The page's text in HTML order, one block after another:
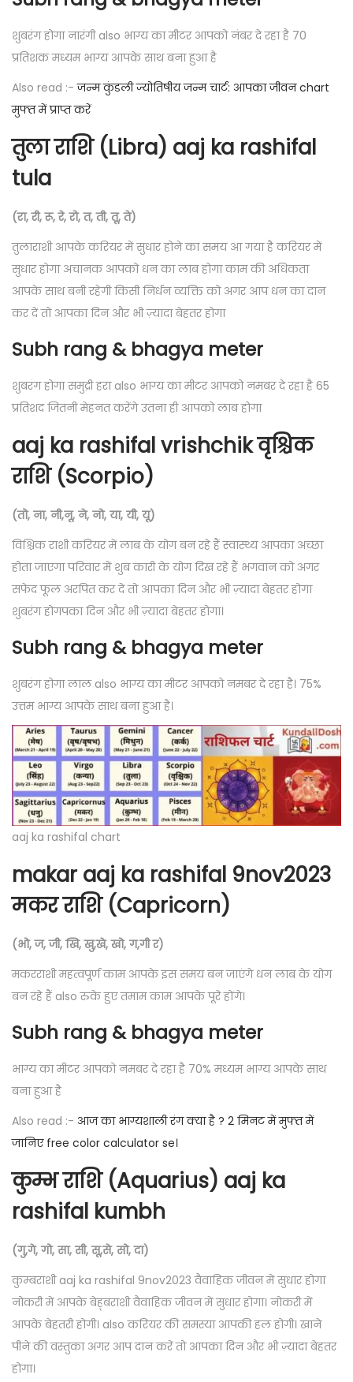
शुबरंग होगा नारंगी also भाग्य का मीटर आपको नंबर दे रहा है 70
प्रतिशक मध्यम भाग्य आपके साथ बना हुआ है
Also read :-जन्म कुंडली ज्योतिषीय जन्म चार्ट: आपका जीवन chart
मुफ्त में प्राप्त करें
तुला राशि (Libra) aaj ka rashifal
tula
(रा, री, रू, रे, रो, त, ती, तू, ते)
तुलाराशी आपके करियर में सुधार होने का समय आ गया है करियर में
सुधार होगा अचानक आपको धन का लाब होगा काम की अधिकता
आपके साथ बनी रहेगी किसी निर्धन व्यक्ति को अगर आप धन का दान
कर दें तो आपका दिन और भी ज़्यादा बेहतर होगा
Subh rang & bhagya meter
शुबरंग होगा समुद्री हरा also भाग्य का मीटर आपको नमबर दे रहा है 65
प्रतिशद जितनी मेहनत करेंगे उतना ही आपको लाब होगा
aaj ka rashifal vrishchik वृश्चिक
राशि (Scorpio)
(तो, ना, नी,नू, ने, नो, या, यी, यू)
विश्चिक राशी करियर में लाब के योग बन रहे हैं स्वास्थ्य आपका अच्छा
होता जाएगा परिवार में शुब कारी के योग दिख रहे हैं भगवान को अगर
सफेद फूल अरपित कर दें तो आपका दिन और भी ज़्यादा बेहतर होगा
शुबरंग होगपका दिन और भी ज़्यादा बेहतर होगा।
Subh rang & bhagya meter
शुबरंग होगा लाल also भाग्य का मीटर आपको नमबर दे रहा है। 75%
उत्तम भाग्य आपके साथ बना हुआ है।
aaj ka rashifal chart
makar aaj ka rashifal 9nov2023
मकर राशि (Capricorn)
(भो, ज, जी, खि, खु,खे, खो, ग,गी र)
मकरराशी महत्वपूर्ण काम आपके इस समय बन जाएंगे धन लाब के योग
बन रहे हैं also रुके हुए तमाम काम आपके पूरे होंगे।
Subh rang & bhagya meter
भाग्य का मीटर आपको नमबर दे रहा है 70% मध्यम भाग्य आपके साथ
बना हुआ है
Also read :- आज का भाग्यशाली रंग क्या है ? 2 मिनट में मुफ्त में
जानिए free color calculator se।
कुम्भ राशि (Aquarius) aaj ka
rashifal kumbh
(गु,गे, गो, सा, सी, सू,से, सो, दा)
कुम्बराशी aaj ka rashifal 9nov2023 वैवाहिक जीवन में सुधार होगा
नोकरी में आपके बेह्बराशी वैवाहिक जीवन में सुधार होगा। नोकरी में
आपके बेहतरी होगी। also करियर की समस्या आपकी हल होगी। खाने
पीने की वस्तुका अगर आप दान करें तो आपका दिन और भी ज़्यादा बेहतर
होगा।